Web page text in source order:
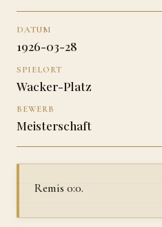
DATUM
1926-03-28
SPIELORT
Wacker-Platz
BEWERB
Meisterschaft
Remis 0:0.